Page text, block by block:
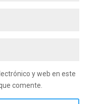
y web en este
comente.